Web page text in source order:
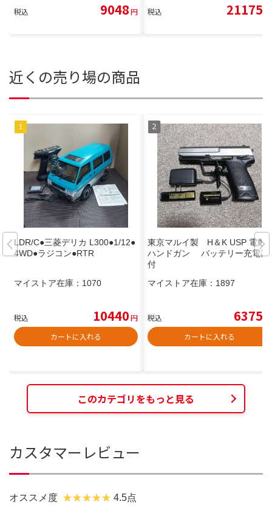
税込 9048円 税込 21175
近くの売り場の商品
LDR/C●三菱デリカ L300●1/12●
4WD●ラジコン●RTR
マイストア在庫： 1070
税込 10440円
カートに入れる
東京マルイ製 H＆K USP 電動
ハンドガン バッテリー充電器
付
マイストア在庫： 1897
税込 6375
カートに入れる
このカテゴリをもっと見る
カスタマーレビュー
オススメ度 4.5点